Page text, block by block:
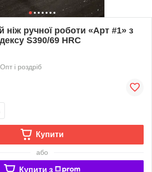
ніж ручної роботи «Арт #1» з
S390/69 HRC
Опт і роздріб
Купити
або
Купити з